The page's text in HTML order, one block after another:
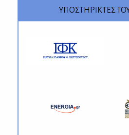
ΥΠΟΣΤΗΡΙΚΤΕΣ